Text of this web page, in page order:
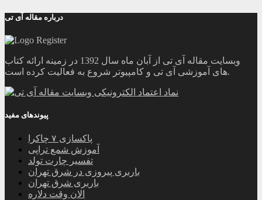
درباره مقاله آی تی
وبسایت مقاله آی تی از آبان ماه سال 1392 در زمینه ارائه کتاب
های آموزشی آی تی و کامپیوتر شروع به فعالیت کرده است.
پیوندهای مفید
پاکسازی ۷ چاکرا
آموزش شمع تراپی
تفسیر چارت تولد
باربری پیروزی در شرق تهران
باربری شرق تهران
الان وقت دلاره